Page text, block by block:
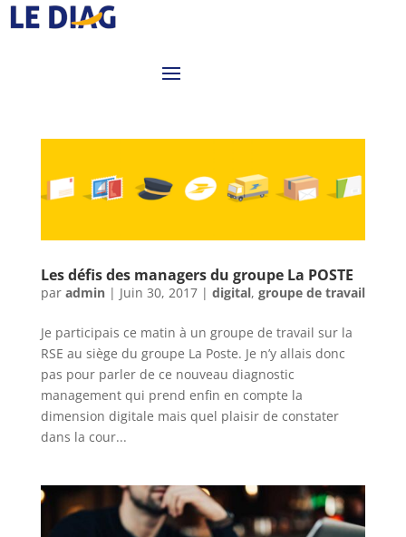
Les défis des managers du groupe La POSTE
par admin| Juin 30, 2017| digital, groupe de travail
Je participais ce matin à un groupe de travail sur la
RSE au siège du groupe La Poste. Je n’y allais donc
pas pour parler de ce nouveau diagnostic
management qui prend enfin en compte la
dimension digitale mais quel plaisir de constater
dans la cour...